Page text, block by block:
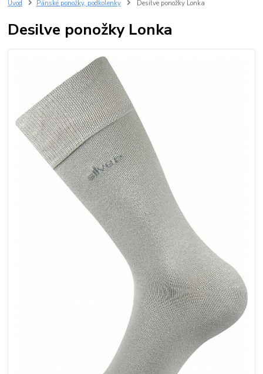
Úvod Pánské ponožky, podkolenky Desilve ponožky Lonka
Desilve ponožky Lonka